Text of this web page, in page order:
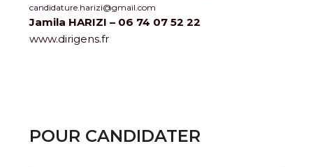
candidature.harizi@gmail.com
Jamila HARIZI – 06 74 07 52 22
www.dirigens.fr
POUR CANDIDATER